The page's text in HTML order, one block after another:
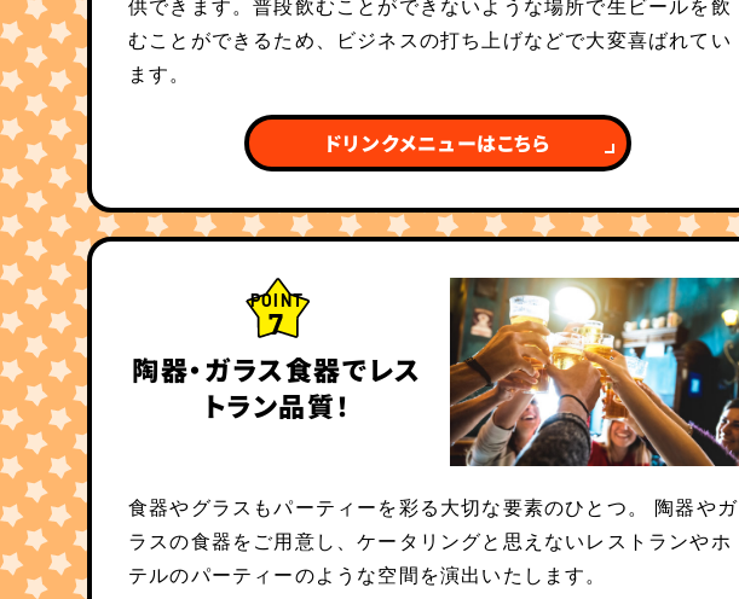
むことができるため、ビジネスの打ち上げなどで大変喜ばれてい
ます。
ドリンクメニューはこちら
POINT
7
陶器・ガラス食器でレス
トラン品質！
食器やグラスもパーティーを彩る大切な要素のひとつ。 陶器やガ
ラスの食器をご用意し、ケータリングと思えないレストランやホ
テルのパーティーのような空間を演出いたします。